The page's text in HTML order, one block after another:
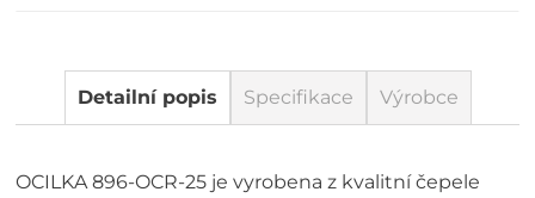
Detailní popis Specifikace Výrobce
OCILKA 896-OCR-25 je vyrobena z kvalitní čepele